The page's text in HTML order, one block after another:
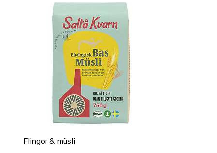
Flingor & müsli